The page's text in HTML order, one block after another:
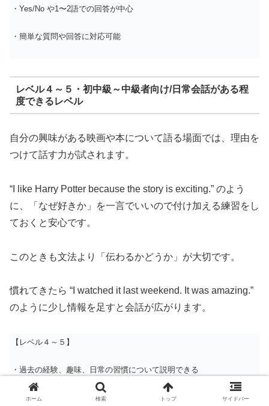
・Yes/No や1〜2語での回答が中心
・簡単な質問や回答に対応可能
レベル４～５・初中級～中級者向け/日常会話がある程
度できるレベル
自分の興味がある映画や本について語る場面では、理由を
つけて話す力が試されます。
“I like Harry Potter because the story is exciting.” のよう
に、「なぜ好きか」を一言でいいので付け加える練習をし
ておくと安心です。
このときも文法より「伝わるかどうか」が大切です。
慣れてきたら “I watched it last weekend. It was amazing.”
のように少し情報を足すと会話が広がります。
【レベル４～５】
・過去の経験、趣味、日常の習慣について説明できる
・簡単な意見表明や理由付けができる
ホーム 検索 トップ サイドバー